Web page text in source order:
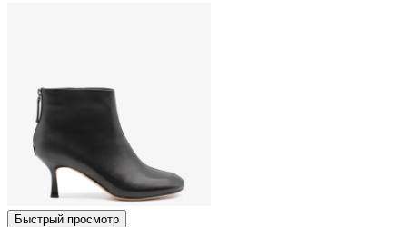
Быстрый просмотр